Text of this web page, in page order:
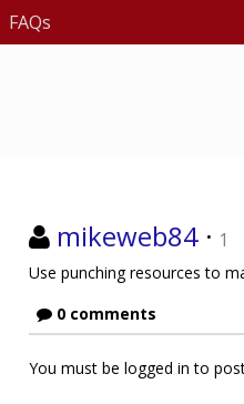
FAQs
mikeweb84 · 1
Use punching resources to
0 comments
You must be logged in to